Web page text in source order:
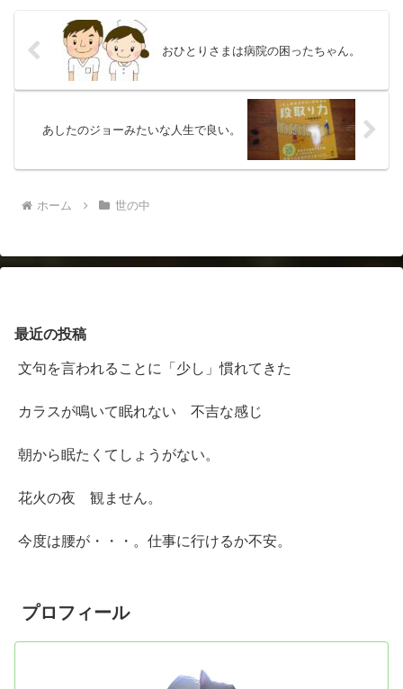
おひとりさまは病院の困ったちゃん。
あしたのジョーみたいな人生で良い。
ホーム 世の中
最近の投稿
文句を言われることに「少し」慣れてきた
カラスが鳴いて眠れない 不吉な感じ
朝から眠たくてしょうがない。
花火の夜 観ません。
今度は腰が・・・。仕事に行けるか不安。
プロフィール